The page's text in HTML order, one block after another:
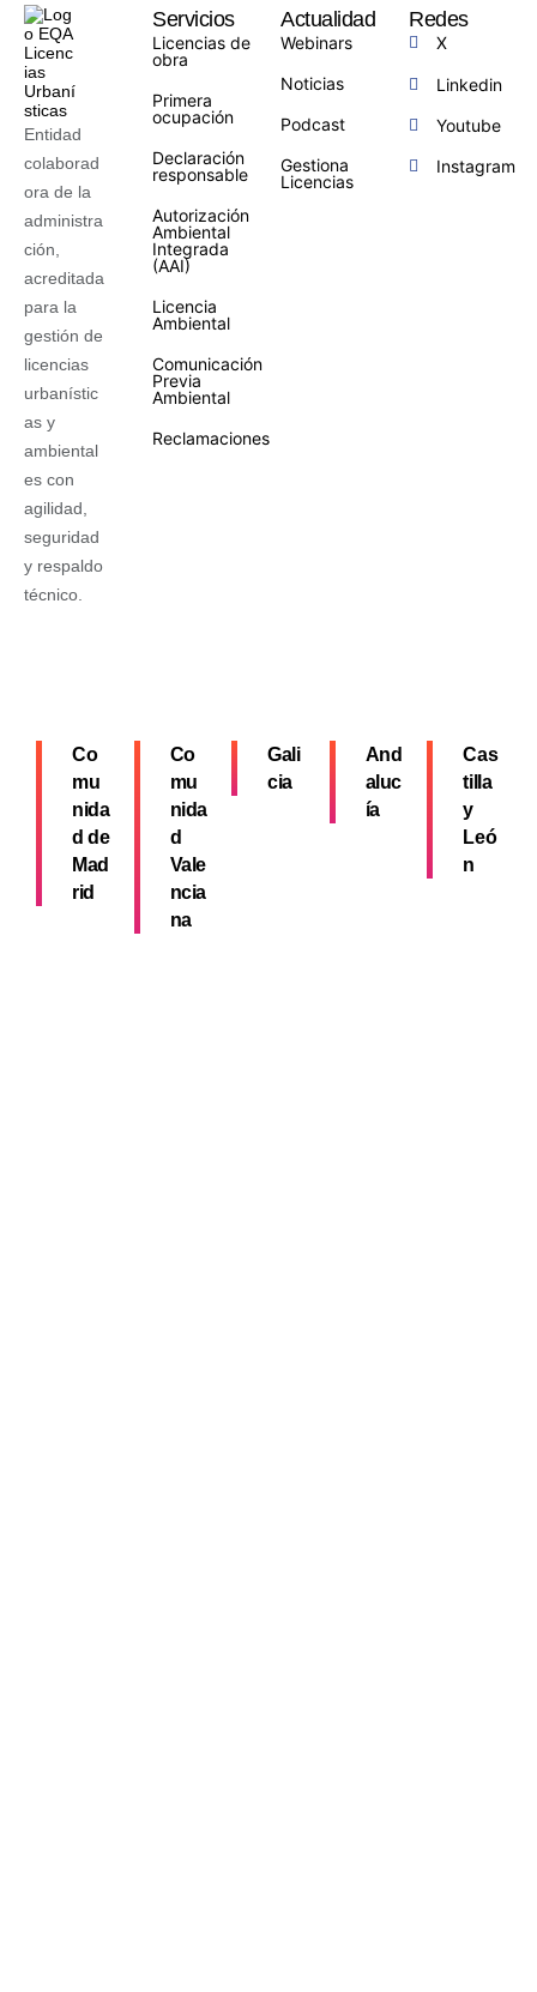
Entidad
colaborad
ora de la
administra
ción,
acreditada
para la
gestión de
licencias
urbanístic
as y
ambiental
es con
agilidad,
seguridad
y respaldo
técnico.
Servicios
Licencias de
obra
Primera
ocupación
Declaración
responsable
Autorización
Ambiental
Integrada
(AAI)
Licencia
Ambiental
Comunicación
Previa
Ambiental
Reclamaciones
Actualidad
Webinars
Noticias
Podcast
Gestiona
Licencias
Redes
X
Linkedin
Youtube
Instagram
Co
mu
nida
d de
Mad
rid
Co
mu
nida
d
Vale
ncia
na
Gali
cia
And
aluc
ía
Cas
tilla
y
Leó
n